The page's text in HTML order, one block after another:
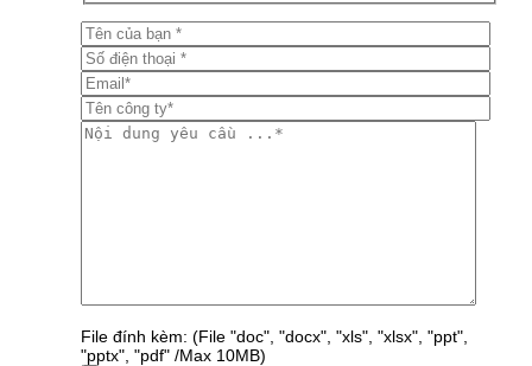
File đính kèm: (File "doc", "docx", "xls", "xlsx", "ppt",
"pptx", "pdf" /Max 10MB)